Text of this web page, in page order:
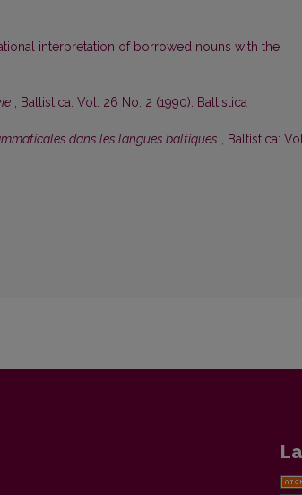
interpretation of borrowed nouns with the
, Baltistica: Vol. 26 No. 2 (1990): Baltistica
dans les langues baltiques , Baltistica: